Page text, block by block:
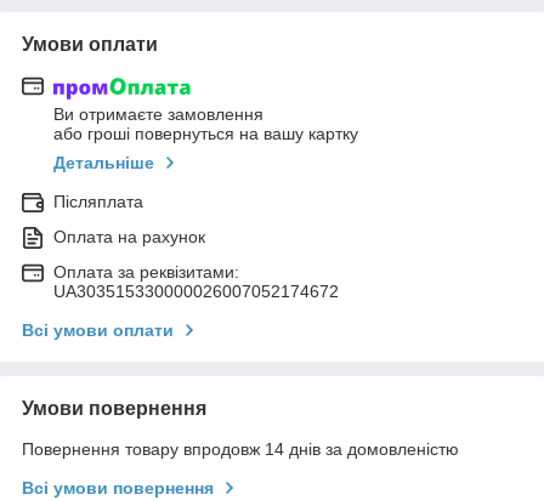
Умови оплати
Ви отримаєте замовлення
або гроші повернуться на вашу картку
Детальніше
Післяплата
Оплата на рахунок
Оплата за реквізитами:
UA303515330000026007052174672
Всі умови оплати
Умови повернення
Повернення товару впродовж 14 днів за домовленістю
Всі умови повернення